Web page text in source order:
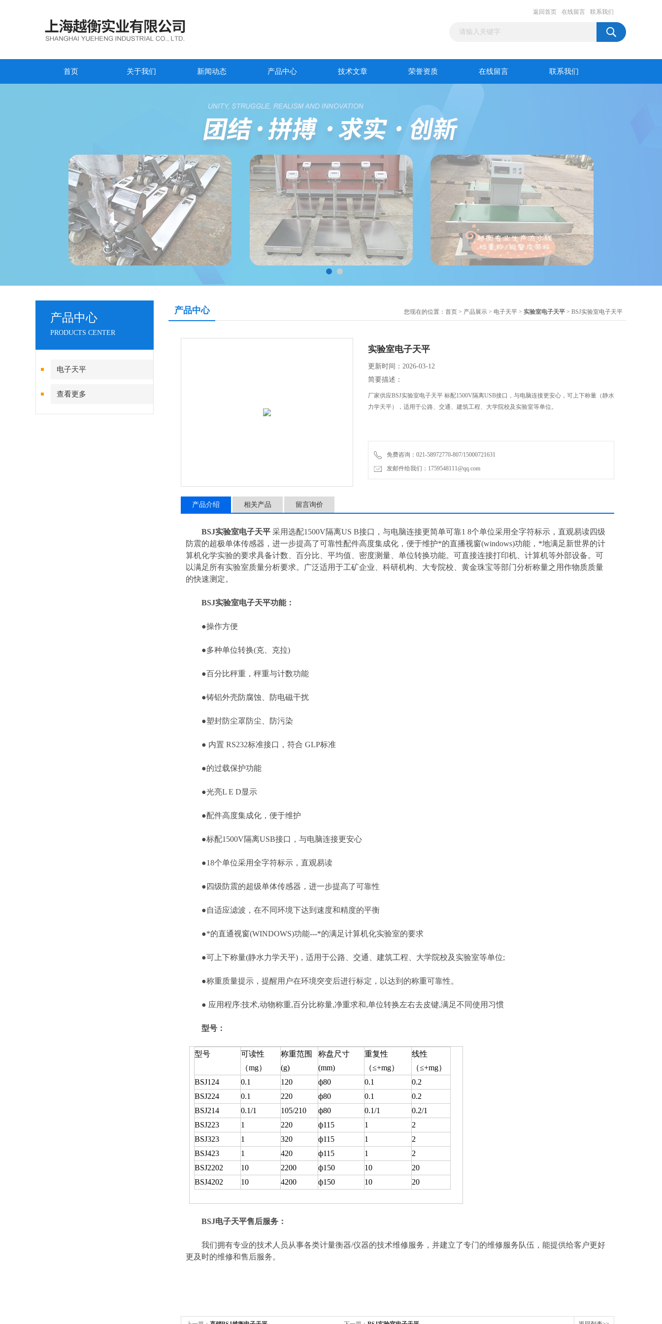
返回首页 在线留言 联系我们
首页 关于我们 新闻动态 产品中心 技术文章 荣誉资质 在线留言 联系我们
产品中心
PRODUCTS CENTER
电子天平
查看更多
产品中心 您现在的位置： 首页 > 产品展示 > 电子天平 > 实验室电子天平 > BSJ实验室电子天平
实验室电子天平
更新时间：2026-03-12
简要描述：
厂家供应BSJ实验室电子天平 标配1500V隔离USB接口，与电脑连接更安心，可上下称量（静水
力学天平），适用于公路、交通、建筑工程、大学院校及实验室等单位。
免费咨询：021-58972770-807/15000721631
发邮件给我们：1759548111@qq.com
产品介绍 相关产品 留言询价
BSJ实验室电子天平 采用选配1500V隔离US B接口，与电脑连接更简单可靠1 8个单位采用全字符标示，直观易读四级
防震的超极单体传感器，进一步提高了可靠性配件高度集成化，便于维护*的直播视窗(windows)功能，*地满足新世界的计
算机化学实验的要求具备计数、百分比、平均值、密度测量、单位转换功能。可直接连接打印机、计算机等外部设备。可
以满足所有实验室质量分析要求。广泛适用于工矿企业、科研机构、大专院校、黄金珠宝等部门分析称量之用作物质质量
的快速测定。
BSJ实验室电子天平功能：
●操作方便
●多种单位转换(克、克拉)
●百分比秤重，秤重与计数功能
●铸铝外壳防腐蚀、防电磁干扰
●塑封防尘罩防尘、防污染
● 内置 RS232标准接口，符合 GLP标准
●的过载保护功能
●光亮L E D显示
●配件高度集成化，便于维护
●标配1500V隔离USB接口，与电脑连接更安心
●18个单位采用全字符标示，直观易读
●四级防震的超级单体传感器，进一步提高了可靠性
●自适应滤波，在不同环境下达到速度和精度的平衡
●*的直通视窗(WINDOWS)功能---*的满足计算机化实验室的要求
●可上下称量(静水力学天平)，适用于公路、交通、建筑工程、大学院校及实验室等单位;
●称重质量提示，提醒用户在环境突变后进行标定，以达到的称重可靠性。
● 应用程序:技术,动物称重,百分比称量,净重求和,单位转换左右去皮键,满足不同使用习惯
型号：
型号
可读性
（mg）
称重范围
(g)
称盘尺寸
(mm)
重复性
（≤+mg）
线性
（≤+mg）
BSJ124
0.1 120 ф80 0.1
0.2
BSJ224
0.1 220 ф80 0.1
0.2
BSJ214
0.1/1 105/210 ф80 0.1/1
0.2/1
BSJ223
1 220 ф115 1
2
BSJ323
1 320 ф115 1
2
BSJ423
1 420 ф115 1
2
BSJ2202
10 2200 ф150 10
20
BSJ4202
10 4200 ф150 10 20
BSJ电子天平售后服务：
我们拥有专业的技术人员从事各类计量衡器/仪器的技术维修服务，并建立了专门的维修服务队伍，能提供给客户更好
更及时的维修和售后服务。